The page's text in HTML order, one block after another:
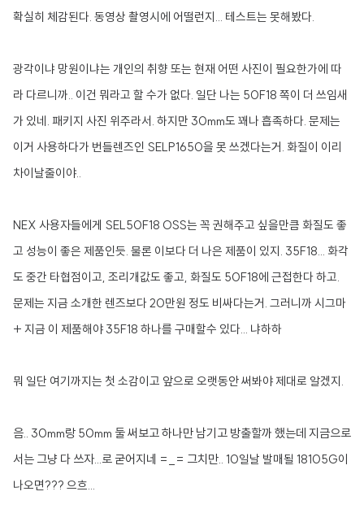
확실히 체감된다. 동영상 촬영시에 어떨런지... 테스트는 못해봤다.
광각이냐 망원이냐는 개인의 취향 또는 현재 어떤 사진이 필요한가에 따
라 다르니까.. 이건 뭐라고 할 수가 없다. 일단 나는 50F18 쪽이 더 쓰임새
가 있네. 패키지 사진 위주라서. 하지만 30mm도 꽤나 흡족하다. 문제는
이거 사용하다가 번들렌즈인 SELP1650을 못 쓰겠다는거. 화질이 이리
차이날줄이야..
NEX 사용자들에게 SEL50F18 OSS는 꼭 권해주고 싶을만큼 화질도 좋
고 성능이 좋은 제품인듯. 물론 이보다 더 나은 제품이 있지. 35F18... 화각
도 중간 타협점이고, 조리개값도 좋고, 화질도 50F18에 근접한다 하고.
문제는 지금 소개한 렌즈보다 20만원 정도 비싸다는거. 그러니까 시그마
+ 지금 이 제품해야 35F18 하나를 구매할수 있다... 냐하하
뭐 일단 여기까지는 첫 소감이고 앞으로 오랫동안 써봐야 제대로 알겠지.
음.. 30mm랑 50mm 둘 써보고 하나만 남기고 방출할까 했는데 지금으로
서는 그냥 다 쓰자...로 굳어지네 =_= 그치만.. 10일날 발매될 18105G이
나오면??? 으흐...